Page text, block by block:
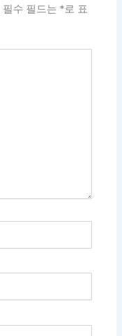
필수 필드는 *로 표